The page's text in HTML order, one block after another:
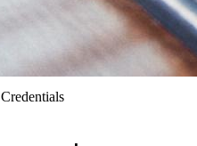
Credentials